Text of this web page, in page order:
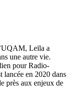
Leïla a
une autre vie.
pour Radio-
lancée en 2020 dans
près aux enjeux de